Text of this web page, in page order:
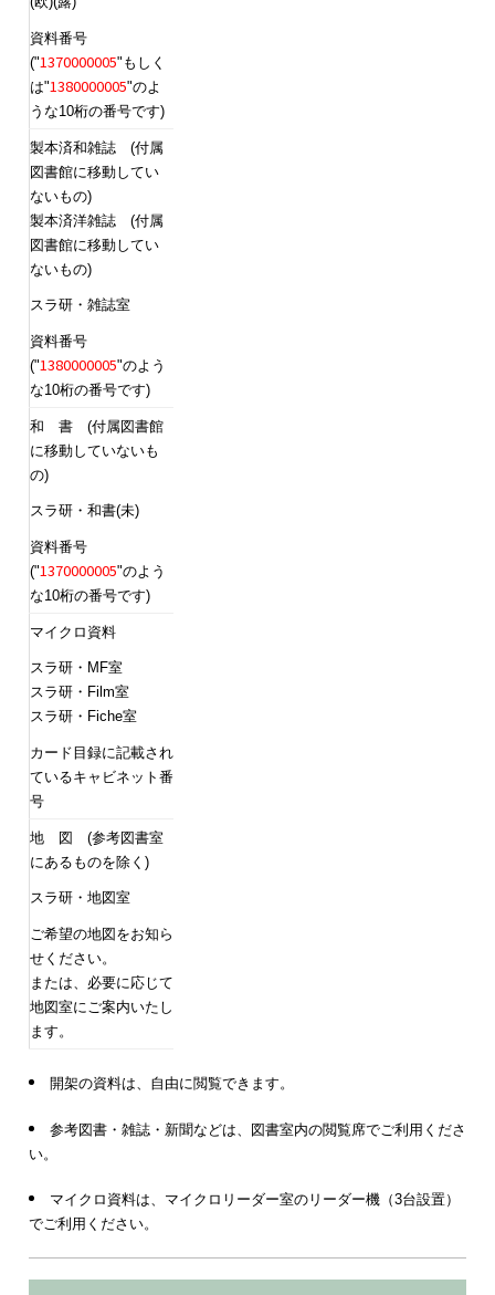
資料番号
("1370000005"もしく
は"1380000005"のよ
うな10桁の番号です)
製本済和雑誌 (付属
図書館に移動してい
ないもの)
製本済洋雑誌 (付属
図書館に移動してい
ないもの)
スラ研・雑誌室
資料番号
("1380000005"のよう
な10桁の番号です)
和 書 (付属図書館
に移動していないも
の)
スラ研・和書(未)
資料番号
("1370000005"のよう
な10桁の番号です)
マイクロ資料
スラ研・MF室
スラ研・Film室
スラ研・Fiche室
カード目録に記載され
ているキャビネット番
号
地 図 (参考図書室
にあるものを除く)
スラ研・地図室
ご希望の地図をお知ら
せください。
または、必要に応じて
地図室にご案内いたし
ます。
開架の資料は、自由に閲覧できます。
参考図書・雑誌・新聞などは、図書室内の閲覧席でご利用くださ
い。
マイクロ資料は、マイクロリーダー室のリーダー機（3台設置）
でご利用ください。